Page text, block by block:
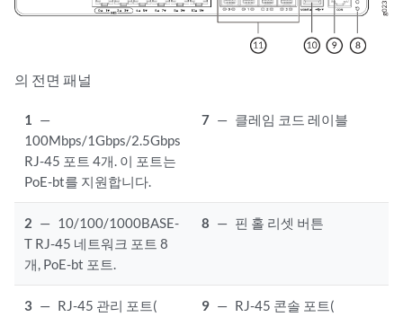
의 전면 패널
1 —
100Mbps/1Gbps/2.5Gbps
RJ-45 포트 4개. 이 포트는
PoE-bt를 지원합니다.
7 — 클레임 코드 레이블
2 — 10/100/1000BASE-
T RJ-45 네트워크 포트 8
개, PoE-bt 포트.
8 — 핀 홀 리셋 버튼
3 — RJ-45 관리 포트(
9 — RJ-45 콘솔 포트(